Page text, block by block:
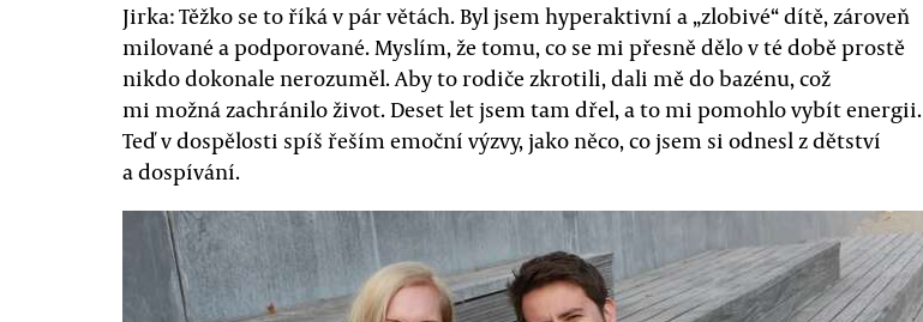
Jirka: Těžko se to říká v pár větách. Byl jsem hyperaktivní a „zlobivé“ dítě, zároveň
milované a podporované. Myslím, že tomu, co se mi přesně dělo v té době prostě
nikdo dokonale nerozuměl. Aby to rodiče zkrotili, dali mě do bazénu, což
mi možná zachránilo život. Deset let jsem tam dřel, a to mi pomohlo vybít energii.
Teď v dospělosti spíš řeším emoční výzvy, jako něco, co jsem si odnesl z dětství
a dospívání.